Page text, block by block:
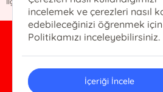
0 212 245
incelemek ve çerezleri nasıl
edebileceğinizi öğrenmek için
Politikamızı inceleyebilirsiniz.
İçeriği İncele